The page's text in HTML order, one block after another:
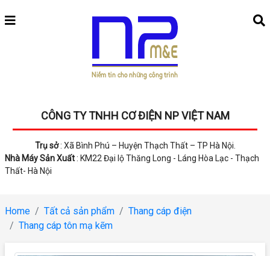
CÔNG TY TNHH CƠ ĐIỆN NP VIỆT NAM
Trụ sở: Xã Bình Phú – Huyện Thạch Thất – TP Hà Nội.
Nhà Máy Sản Xuất: KM22 Đại lộ Thăng Long - Láng Hòa Lạc - Thạch
Thất- Hà Nội
Home Tất cả sản phẩm
Thang cáp điện
Thang cáp tôn mạ kẽm